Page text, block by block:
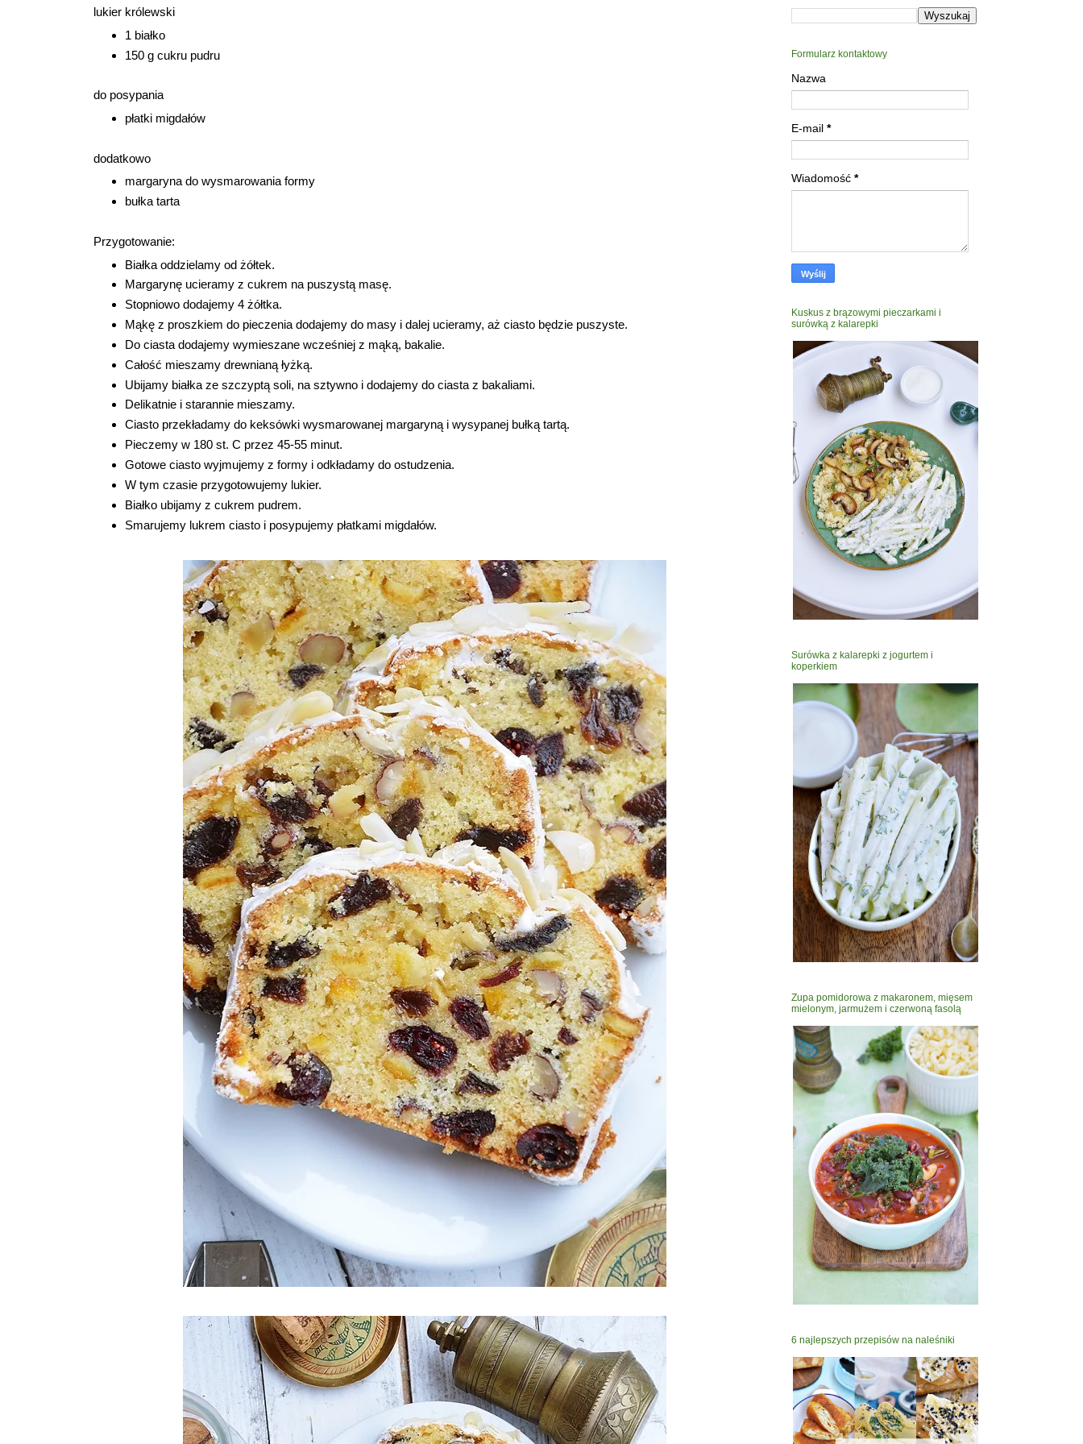
lukier królewski
1 białko
150 g cukru pudru
do posypania
płatki migdałów
dodatkowo
margaryna do wysmarowania formy
bułka tarta
Przygotowanie:
Białka oddzielamy od żółtek.
Margarynę ucieramy z cukrem na puszystą masę.
Stopniowo dodajemy 4 żółtka.
Mąkę z proszkiem do pieczenia dodajemy do masy i dalej ucieramy, aż ciasto będzie puszyste.
Do ciasta dodajemy wymieszane wcześniej z mąką, bakalie.
Całość mieszamy drewnianą łyżką.
Ubijamy białka ze szczyptą soli, na sztywno i dodajemy do ciasta z bakaliami.
Delikatnie i starannie mieszamy.
Ciasto przekładamy do keksówki wysmarowanej margaryną i wysypanej bułką tartą.
Pieczemy w 180 st. C przez 45-55 minut.
Gotowe ciasto wyjmujemy z formy i odkładamy do ostudzenia.
W tym czasie przygotowujemy lukier.
Białko ubijamy z cukrem pudrem.
Smarujemy lukrem ciasto i posypujemy płatkami migdałów.
Formularz kontaktowy
Nazwa
E-mail *
Wiadomość *
Kuskus z brązowymi pieczarkami i
surówką z kalarepki
Surówka z kalarepki z jogurtem i
koperkiem
Zupa pomidorowa z makaronem, mięsem
mielonym, jarmużem i czerwoną fasolą
6 najlepszych przepisów na naleśniki